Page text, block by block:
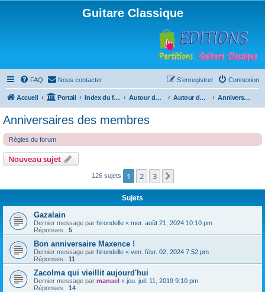
Guitare Classique
FAQ Nous contacter Connexion
S’enregistrer
Accueil Portail Index du forum Autour de la machine à café Autour de la machine à café Anniversaires des membres
Anniversaires des membres
Règles du forum
Nouveau sujet
126 sujets 1 2 3
Sujets
Gazalain
Dernier message par hirondelle « mer. août 21, 2024 10:10 pm
Réponses : 5
Bon anniversaire Maxence !
Dernier message par hirondelle « ven. févr. 02, 2024 7:52 pm
Réponses : 11
Zacolma qui vieillit aujourd'hui
Dernier message par manuel « jeu. juil. 11, 2019 9:10 pm
Réponses : 14